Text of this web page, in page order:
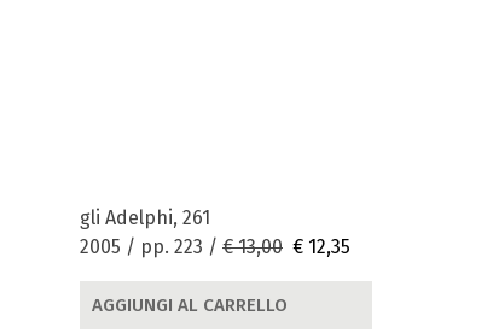
gli Adelphi, 261
2005 / pp. 223 / € 13,00 € 12,35
AGGIUNGI AL CARRELLO